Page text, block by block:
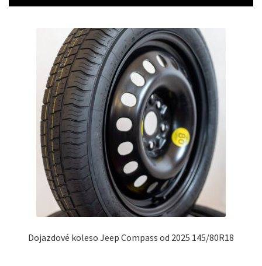
Dojazdové koleso Jeep Compass od 2025 145/80R18